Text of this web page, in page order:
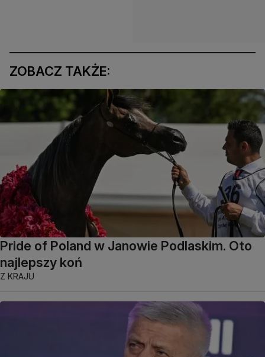
ZOBACZ TAKŻE:
Pride of Poland w Janowie Podlaskim. Oto
najlepszy koń
Z KRAJU